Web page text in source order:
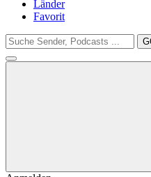
Länder
Favorit